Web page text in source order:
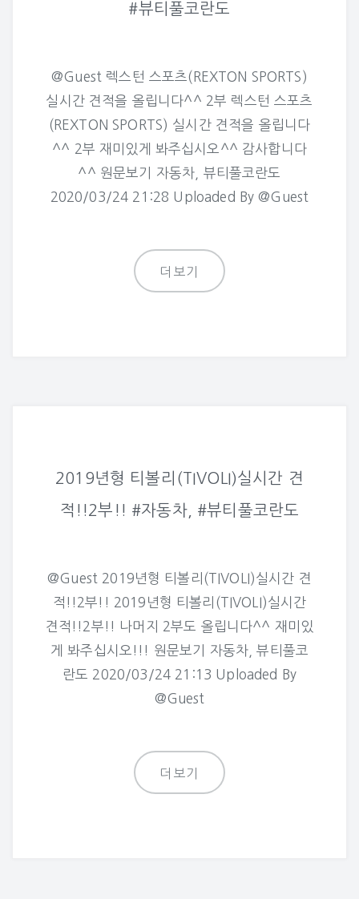
#뷰티풀코란도
@Guest 렉스턴 스포츠(REXTON SPORTS)
실시간 견적을 올립니다^^ 2부 렉스턴 스포츠
(REXTON SPORTS) 실시간 견적을 올립니다
^^ 2부 재미있게 봐주십시오^^ 감사합니다
^^ 원문보기 자동차, 뷰티풀코란도
2020/03/24 21:28 Uploaded By @Guest
더보기
2019년형 티볼리(TIVOLI)실시간 견
적!!2부!! #자동차, #뷰티풀코란도
@Guest 2019년형 티볼리(TIVOLI)실시간 견
적!!2부!! 2019년형 티볼리(TIVOLI)실시간
견적!!2부!! 나머지 2부도 올립니다^^ 재미있
게 봐주십시오!!! 원문보기 자동차, 뷰티풀코
란도 2020/03/24 21:13 Uploaded By
@Guest
더보기